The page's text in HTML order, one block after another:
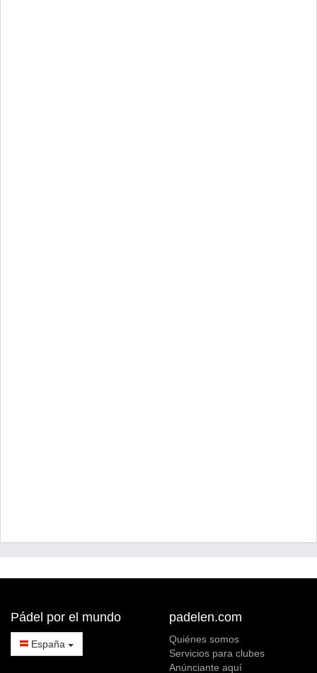
Pádel por el mundo
España
padelen.com
Quiénes somos
Servicios para clubes
Anúnciante aquí